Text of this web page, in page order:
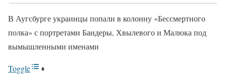
В Аугсбурге украинцы попали в колонну «Бессмертного
полка» с портретами Бандеры, Хвылевого и Малюка под
вымышленными именами
Toggle